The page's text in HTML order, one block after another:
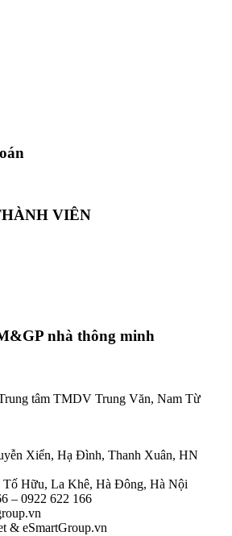
VIÊN
nhà thông minh
tâm TMDV Trung Văn, Nam Từ
Xiển, Hạ Đình, Thanh Xuân, HN
Tố Hữu, La Khê, Hà Đông, Hà Nội
– 0922 622 166
& eSmartGroup.vn